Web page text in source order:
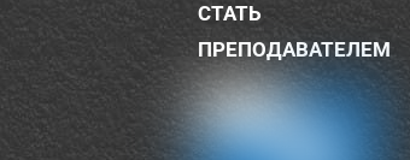
СТАТЬ
ПРЕПОДАВАТЕЛЕМ